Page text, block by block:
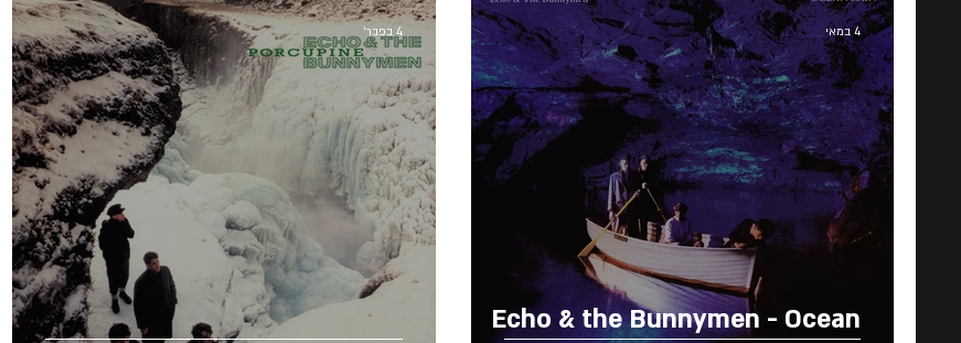
Echo & the Bunnymen - Ocean
4 במאי 4 בפבר׳